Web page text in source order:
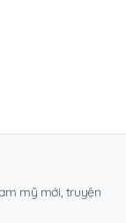
mỹ mới, truyện